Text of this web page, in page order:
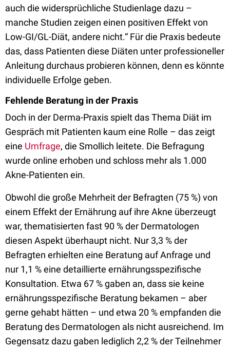
auch die widersprüchliche Studienlage dazu –
manche Studien zeigen einen positiven Effekt von
Low-GI/GL-Diät, andere nicht.“ Für die Praxis bedeute
das, dass Patienten diese Diäten unter professioneller
Anleitung durchaus probieren können, denn es könnte
individuelle Erfolge geben.
Fehlende Beratung in der Praxis
Doch in der Derma-Praxis spielt das Thema Diät im
Gespräch mit Patienten kaum eine Rolle – das zeigt
eine Umfrage, die Smollich leitete. Die Befragung
wurde online erhoben und schloss mehr als 1.000
Akne-Patienten ein.
Obwohl die große Mehrheit der Befragten (75 %) von
einem Effekt der Ernährung auf ihre Akne überzeugt
war, thematisierten fast 90 % der Dermatologen
diesen Aspekt überhaupt nicht. Nur 3,3 % der
Befragten erhielten eine Beratung auf Anfrage und
nur 1,1 % eine detaillierte ernährungsspezifische
Konsultation. Etwa 67 % gaben an, dass sie keine
ernährungsspezifische Beratung bekamen – aber
gerne gehabt hätten – und etwa 20 % empfanden die
Beratung des Dermatologen als nicht ausreichend. Im
Gegensatz dazu gaben lediglich 2,2 % der Teilnehmer